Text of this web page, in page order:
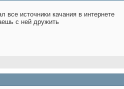
источники качания в интернете
с ней дружить